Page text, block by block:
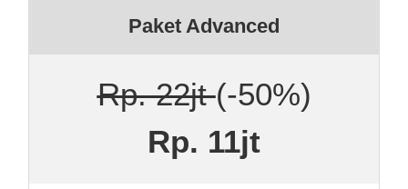
Paket Advanced
Rp. 22jt(-50%)
Rp. 11jt